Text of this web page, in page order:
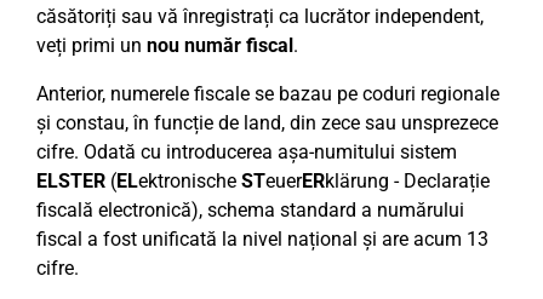
căsătoriți sau vă înregistrați ca lucrător independent,
veți primi un nou număr fiscal.
Anterior, numerele fiscale se bazau pe coduri regionale
și constau, în funcție de land, din zece sau unsprezece
cifre. Odată cu introducerea așa-numitului sistem
ELSTER (ELektronische STeuerERklärung - Declarație
fiscală electronică), schema standard a numărului
fiscal a fost unificată la nivel național și are acum 13
cifre.